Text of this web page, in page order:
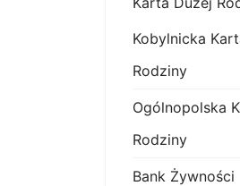
Kobylnicka
Rodziny
Ogólnopolska
Rodziny
Bank Żywności